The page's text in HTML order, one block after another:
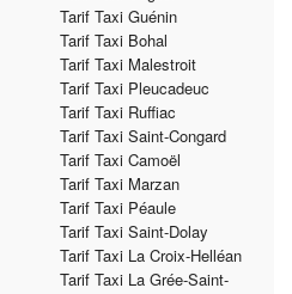
Tarif Taxi Guénin
Tarif Taxi Bohal
Tarif Taxi Malestroit
Tarif Taxi Pleucadeuc
Tarif Taxi Ruffiac
Tarif Taxi Saint-Congard
Tarif Taxi Camoël
Tarif Taxi Marzan
Tarif Taxi Péaule
Tarif Taxi Saint-Dolay
Tarif Taxi La Croix-Helléan
Tarif Taxi La Grée-Saint-